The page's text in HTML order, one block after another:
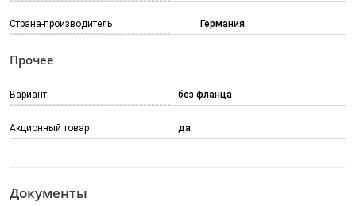
Страна-производитель Германия
Прочее
Вариант без фланца
Акционный товар да
Документы